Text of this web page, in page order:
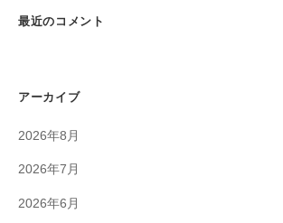
最近のコメント
アーカイブ
2026年8月
2026年7月
2026年6月